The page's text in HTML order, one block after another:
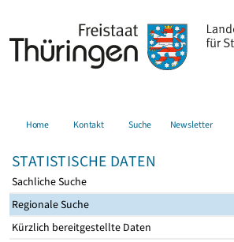
Home Kontakt Suche Newsletter
STATISTISCHE DATEN
Sachliche Suche
Regionale Suche
Kürzlich bereitgestellte Daten